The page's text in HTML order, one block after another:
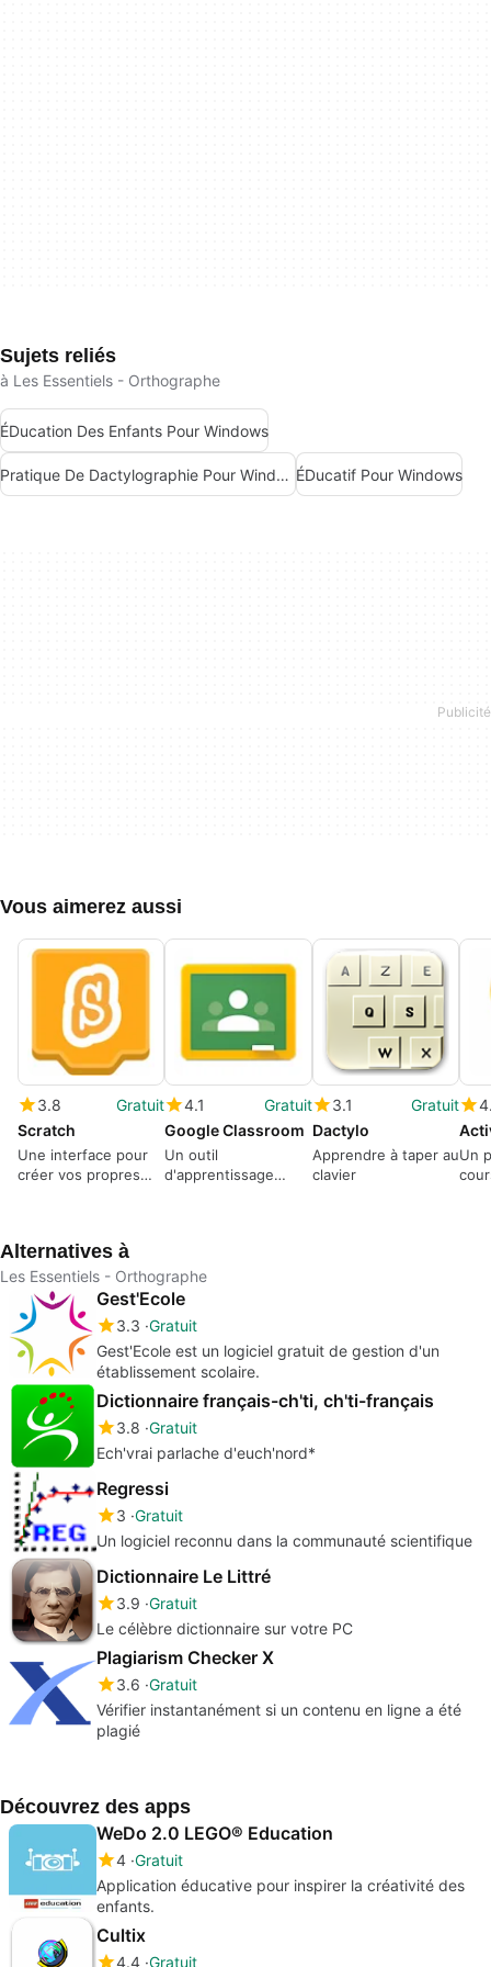
Sujets reliés
à Les Essentiels - Orthographe
ÉDucation Des Enfants Pour Windows
Pratique De Dactylographie Pour Windows ÉDucatif Pour Windows
Vous aimerez aussi
3.8
Gratuit
Scratch
Une interface pour
créer vos propres
4.1
Gratuit
Google Classroom
Un outil
d'apprentissage
3.1
Gratuit
Dactylo
Apprendre à taper au
clavier
Un
Alternatives à
Les Essentiels - Orthographe
Gest'Ecole
3.3 Gratuit
Gest'Ecole est un logiciel gratuit de gestion d'un
établissement scolaire.
Dictionnaire français-ch'ti, ch'ti-français
3.8 Gratuit
Ech'vrai parlache d'euch'nord*
Regressi
3 Gratuit
Un logiciel reconnu dans la communauté scientifique
Dictionnaire Le Littré
3.9 Gratuit
Le célèbre dictionnaire sur votre PC
Plagiarism Checker X
3.6 Gratuit
Vérifier instantanément si un contenu en ligne a été
plagié
Découvrez des apps
WeDo 2.0 LEGO® Education
4 Gratuit
Application éducative pour inspirer la créativité des
enfants.
Cultix
4.4 Gratuit